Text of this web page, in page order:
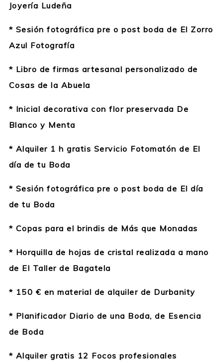
Joyería Ludeña
* Sesión fotográfica pre o post boda de El Zorro
Azul Fotografía
* Libro de firmas artesanal personalizado de
Cosas de la Abuela
* Inicial decorativa con flor preservada De
Blanco y Menta
* Alquiler 1 h gratis Servicio Fotomatón de El
día de tu Boda
* Sesión fotográfica pre o post boda de El día
de tu Boda
* Copas para el brindis de Más que Monadas
* Horquilla de hojas de cristal realizada a mano
de El Taller de Bagatela
* 150 € en material de alquiler de Durbanity
* Planificador Diario de una Boda, de Esencia
de Boda
* Alquiler gratis 12 Focos profesionales